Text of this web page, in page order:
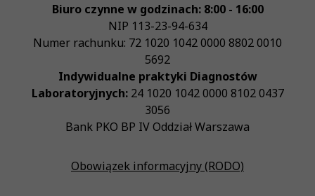
Biuro czynne w godzinach: 8:00 - 16:00
NIP 113-23-94-634
Numer rachunku: 72 1020 1042 0000 8802 0010
5692
Indywidualne praktyki Diagnostów
Laboratoryjnych:24 1020 1042 0000 8102 0437
3056
Bank PKO BP IV Oddział Warszawa
Obowiązek informacyjny (RODO)